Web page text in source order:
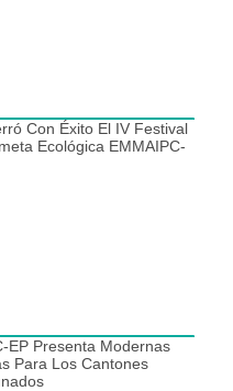
Con Éxito El IV Festival
Ecológica EMMAIPC-
EP Presenta Modernas
Para Los Cantones